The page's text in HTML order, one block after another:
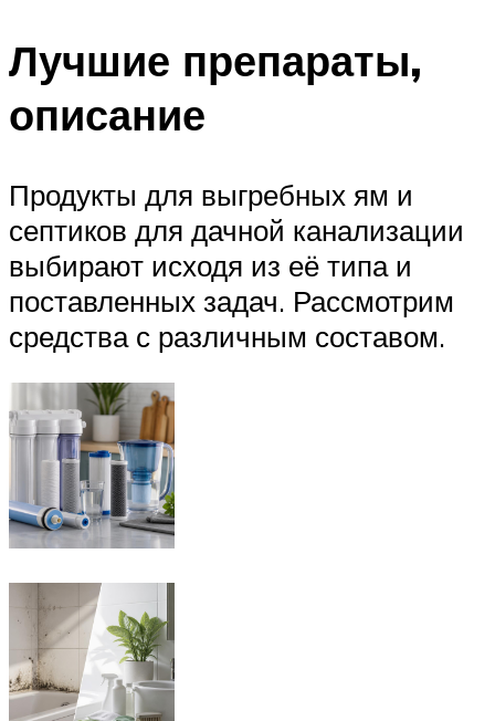
Лучшие препараты,
описание
Продукты для выгребных ям и
септиков для дачной канализации
выбирают исходя из её типа и
поставленных задач. Рассмотрим
средства с различным составом.